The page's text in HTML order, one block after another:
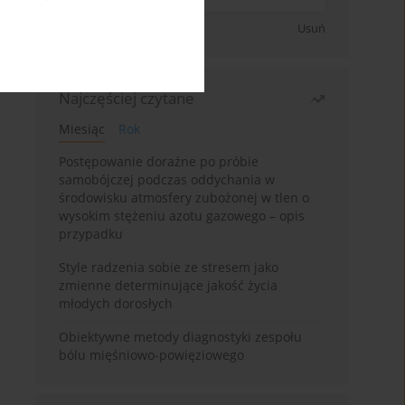
Usuń
Najczęściej czytane
Miesiąc
Rok
Postępowanie doraźne po próbie
samobójczej podczas oddychania w
środowisku atmosfery zubożonej w tlen o
wysokim stężeniu azotu gazowego – opis
przypadku
Style radzenia sobie ze stresem jako
zmienne determinujące jakość życia
młodych dorosłych
Obiektywne metody diagnostyki zespołu
bólu mięśniowo-powięziowego